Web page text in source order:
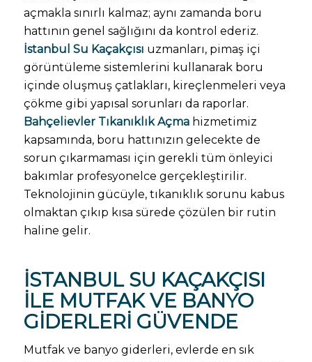
açmakla sınırlı kalmaz; aynı zamanda boru
hattının genel sağlığını da kontrol ederiz.
İstanbul Su Kaçakçısı uzmanları, pimaş içi
görüntüleme sistemlerini kullanarak boru
içinde oluşmuş çatlakları, kireçlenmeleri veya
çökme gibi yapısal sorunları da raporlar.
Bahçelievler Tıkanıklık Açmahizmetimiz
kapsamında, boru hattınızın gelecekte de
sorun çıkarmaması için gerekli tüm önleyici
bakımlar profesyonelce gerçekleştirilir.
Teknolojinin gücüyle, tıkanıklık sorunu kabus
olmaktan çıkıp kısa sürede çözülen bir rutin
haline gelir.
İSTANBUL SU KAÇAKÇISI
ILE MUTFAK VE BANYO
GIDERLERI GÜVENDE
Mutfak ve banyo giderleri, evlerde en sık